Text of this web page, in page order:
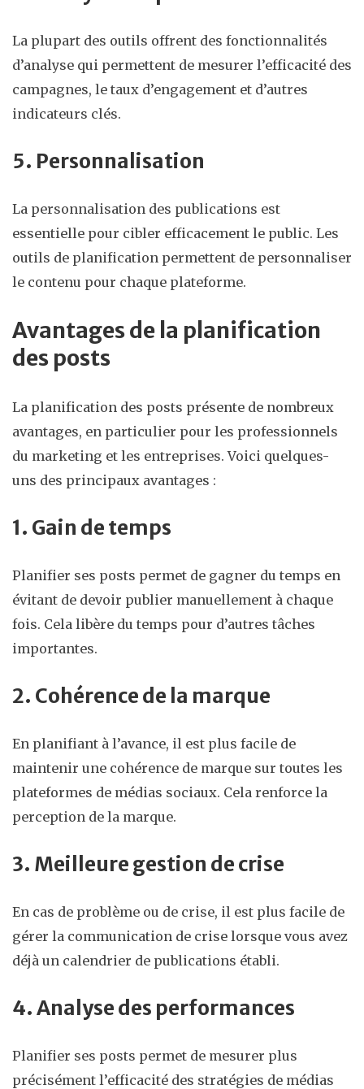
La plupart des outils offrent des fonctionnalités
d’analyse qui permettent de mesurer l’efficacité des
campagnes, le taux d’engagement et d’autres
indicateurs clés.
5. Personnalisation
La personnalisation des publications est
essentielle pour cibler efficacement le public. Les
outils de planification permettent de personnaliser
le contenu pour chaque plateforme.
Avantages de la planification
des posts
La planification des posts présente de nombreux
avantages, en particulier pour les professionnels
du marketing et les entreprises. Voici quelques-
uns des principaux avantages :
1. Gain de temps
Planifier ses posts permet de gagner du temps en
évitant de devoir publier manuellement à chaque
fois. Cela libère du temps pour d’autres tâches
importantes.
2. Cohérence de la marque
En planifiant à l’avance, il est plus facile de
maintenir une cohérence de marque sur toutes les
plateformes de médias sociaux. Cela renforce la
perception de la marque.
3. Meilleure gestion de crise
En cas de problème ou de crise, il est plus facile de
gérer la communication de crise lorsque vous avez
déjà un calendrier de publications établi.
4. Analyse des performances
Planifier ses posts permet de mesurer plus
précisément l’efficacité des stratégies de médias